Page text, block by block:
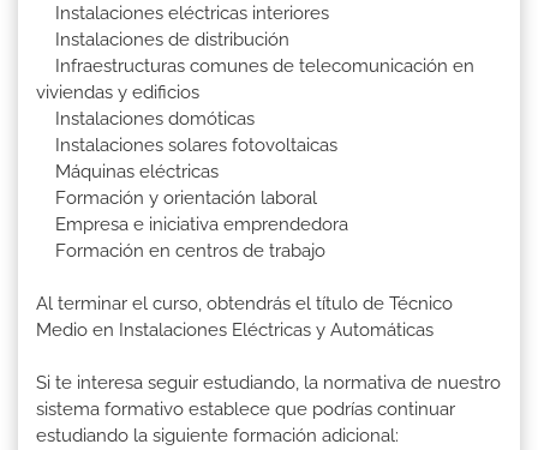
Instalaciones eléctricas interiores
Instalaciones de distribución
Infraestructuras comunes de telecomunicación en
viviendas y edificios
Instalaciones domóticas
Instalaciones solares fotovoltaicas
Máquinas eléctricas
Formación y orientación laboral
Empresa e iniciativa emprendedora
Formación en centros de trabajo
Al terminar el curso, obtendrás el título de Técnico
Medio en Instalaciones Eléctricas y Automáticas
Si te interesa seguir estudiando, la normativa de nuestro
sistema formativo establece que podrías continuar
estudiando la siguiente formación adicional: